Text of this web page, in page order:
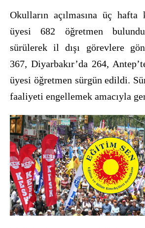
Okulların açılmasına üç hafta
üyesi 682 öğretmen
sürülerek il dışı görevlere
367, Diyarbakır’da 264,
üyesi öğretmen sürgün edildi.
faaliyeti engellemek amacıyla